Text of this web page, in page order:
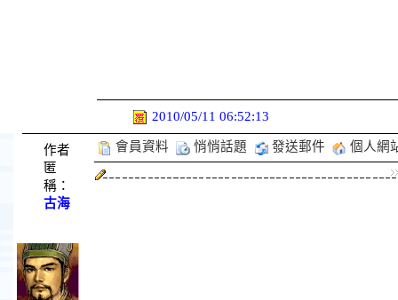
2010/05/11 06:52:13
作者
匿
稱：
古海
會員資料 悄悄話題 發送郵件 個人網